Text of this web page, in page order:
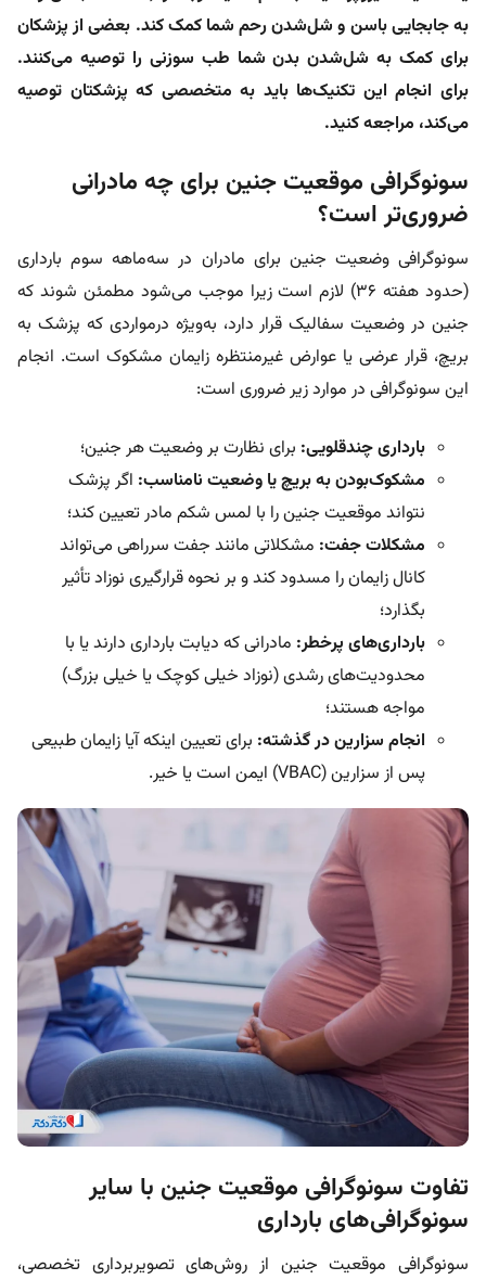
به جابجایی باسن و شل‌شدن رحم شما کمک کند. بعضی از پزشکان
برای کمک به شل‌شدن بدن شما طب سوزنی را توصیه می‌کنند.
برای انجام این تکنیک‌ها باید به متخصصی که پزشکتان توصیه
می‌کند، مراجعه کنید.
سونوگرافی موقعیت جنین برای چه مادرانی
ضروری‌تر است؟
سونوگرافی وضعیت جنین برای مادران در سه‌ماهه سوم بارداری
(حدود هفته ۳۶) لازم است زیرا موجب می‌شود مطمئن شوند که
جنین در وضعیت سفالیک قرار دارد، به‌ویژه درمواردی که پزشک به
بریچ، قرار عرضی یا عوارض غیرمنتظره زایمان مشکوک است. انجام
این سونوگرافی در موارد زیر ضروری است:
بارداری چندقلویی: برای نظارت بر وضعیت هر جنین؛
مشکوک‌بودن به بریچ یا وضعیت نامناسب: اگر پزشک
نتواند موقعیت جنین را با لمس شکم مادر تعیین کند؛
مشکلات جفت: مشکلاتی مانند جفت سرراهی می‌تواند
کانال زایمان را مسدود کند و بر نحوه قرارگیری نوزاد تأثیر
بگذارد؛
بارداری‌های پرخطر: مادرانی که دیابت بارداری دارند یا با
محدودیت‌های رشدی (نوزاد خیلی کوچک یا خیلی بزرگ)
مواجه هستند؛
انجام سزارین در گذشته: برای تعیین اینکه آیا زایمان طبیعی
پس از سزارین (VBAC) ایمن است یا خیر.
تفاوت سونوگرافی موقعیت جنین با سایر
سونوگرافی‌های بارداری
سونوگرافی موقعیت جنین از روش‌های تصویربرداری تخصصی،